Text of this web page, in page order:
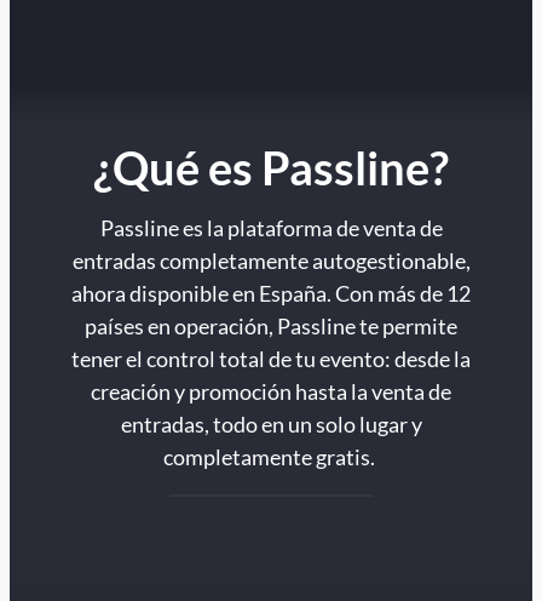
¿Qué es Passline?
Passline es la plataforma de venta de
entradas completamente autogestionable,
ahora disponible en España. Con más de 12
países en operación, Passline te permite
tener el control total de tu evento: desde la
creación y promoción hasta la venta de
entradas, todo en un solo lugar y
completamente gratis.